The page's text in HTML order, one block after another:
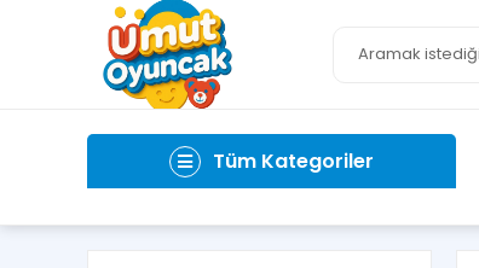
Tüm Kategoriler